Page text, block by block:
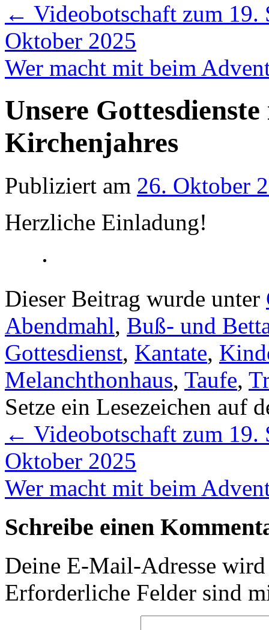
← Videobotschaft zum 19.
Oktober 2025
Wer macht mit beim
Unsere
Kirchenjahres
Publiziert am 26. Oktober
Herzliche Einladung!
Dieser Beitrag wurde unter
Abendmahl, Buß- und
Gottesdienst, Kantate,
Melanchthonhaus, Taufe,
Setze ein Lesezeichen auf
← Videobotschaft zum 19.
Oktober 2025
Wer macht mit beim
Schreibe einen
Deine E-Mail-Adresse
Erforderliche Felder sind